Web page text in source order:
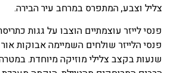
צליל וצבע, המתפרס במרחב עיר הבירה.
פנסי לייזר עוצמתיים הוצבו על גגות
פנסי הלייזר שולחים השמיימה אבוקות
שנעות בקצב צלילי מוזיקה מיוחדת.